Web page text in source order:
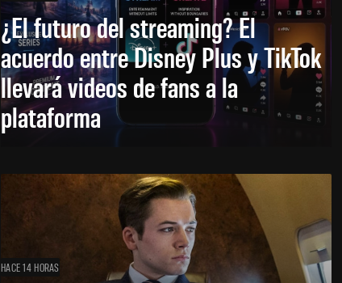
¿El futuro del streaming? El
acuerdo entre Disney Plus y TikTok
llevará videos de fans a la
plataforma
HACE 14 HORAS